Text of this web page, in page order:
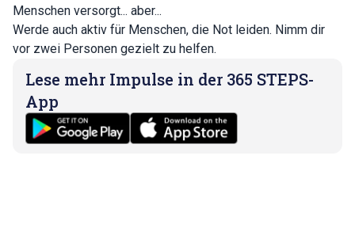
Menschen versorgt... aber...
Werde auch aktiv für Menschen, die Not leiden. Nimm dir
vor zwei Personen gezielt zu helfen.
Lese mehr Impulse in der 365 STEPS-
App